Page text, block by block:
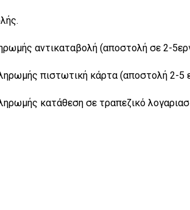
αντικαταβολή (αποστολή σε 2-
πιστωτική κάρτα (αποστολή 2-5
κατάθεση σε τραπεζικό